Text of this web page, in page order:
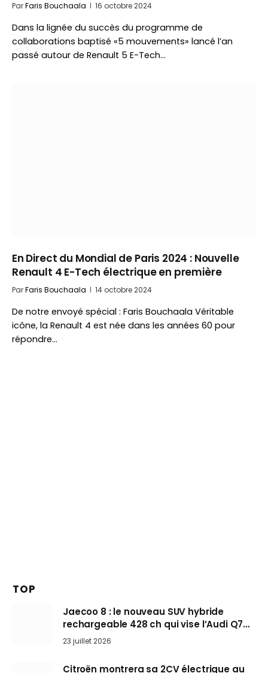
ParFaris Bouchaala 16 octobre 2024
Dans la lignée du succès du programme de
collaborations baptisé «5 mouvements» lancé l’an
passé autour de Renault 5 E-Tech…
En Direct du Mondial de Paris 2024 : Nouvelle
Renault 4 E-Tech électrique en première
ParFaris Bouchaala 14 octobre 2024
De notre envoyé spécial : Faris Bouchaala Véritable
icône, la Renault 4 est née dans les années 60 pour
répondre…
TOP
Jaecoo 8 : le nouveau SUV hybride
rechargeable 428 ch qui vise l’Audi Q7
arrive en Europe cet automne
23 juillet 2026
Citroën montrera sa 2CV électrique au